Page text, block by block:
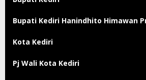
Bupati Kediri Hanindhito Himawan
Kota Kediri
Pj Wali Kota Kediri